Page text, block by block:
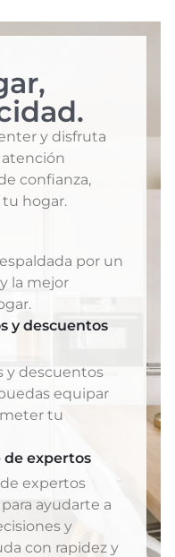
y disfruta
confianza,
hogar.
por un
la mejor
y descuentos
y descuentos
equipar
tu
de expertos
expertos
ayudarte a
y
con rapidez y